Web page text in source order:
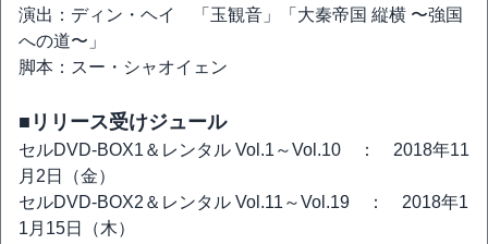
演出：ディン・ヘイ 「玉観音」「大秦帝国 縦横 〜強国
への道〜」
脚本：スー・シャオイェン
■リリース受けジュール
セルDVD-BOX1＆レンタル Vol.1～Vol.10 ： 2018年11
月2日（金）
セルDVD-BOX2＆レンタル Vol.11～Vol.19 ： 2018年1
1月15日（木）